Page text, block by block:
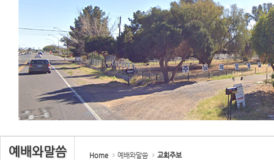
예배와말씀 Home 예배와말씀 교회주보
Sketchbook5, 스케치북5